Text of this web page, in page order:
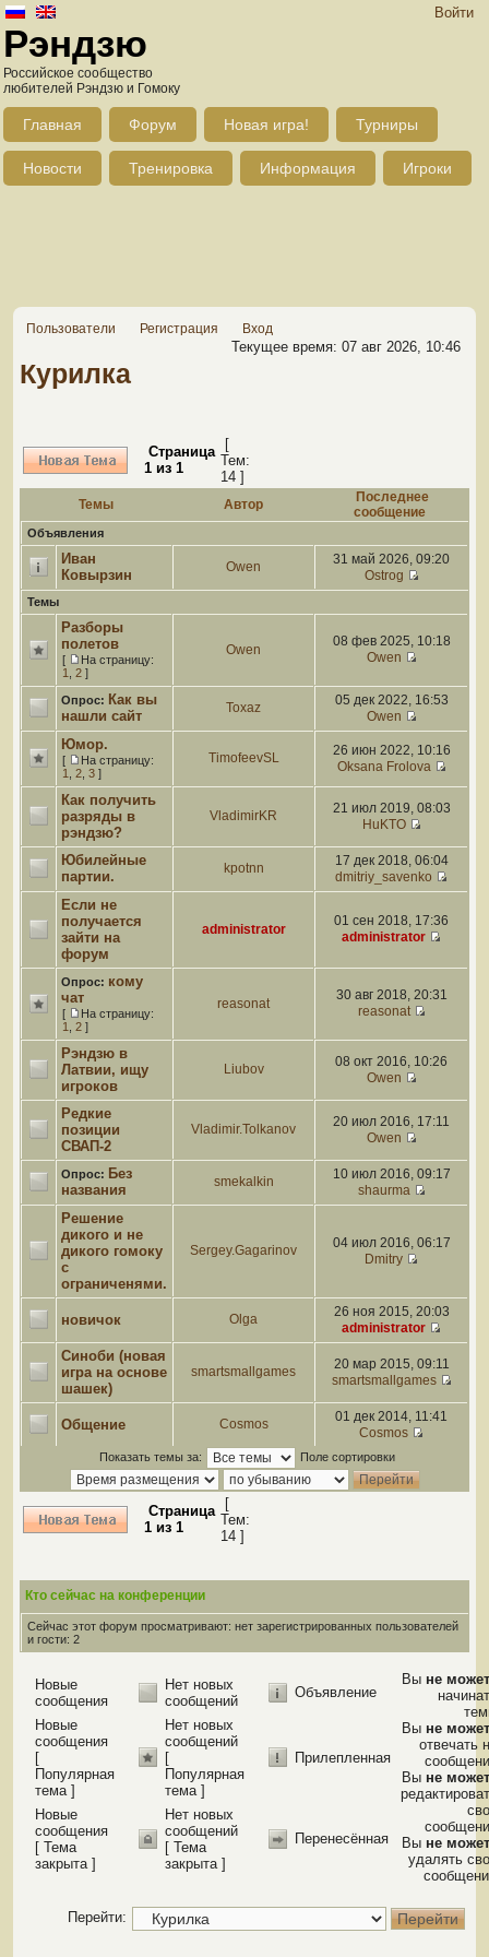
Войти
Рэндзю
Российское сообщество
любителей Рэндзю и Гомоку
Главная Форум Новая игра! Турниры
Новости Тренировка Информация Игроки
Пользователи Регистрация Вход
Текущее время: 07 авг 2026, 10:46
Курилка
Страница
1 из 1
[
Тем:
14 ]
Темы Автор
Последнее
сообщение
Объявления
Иван
Ковырзин
Owen
31 май 2026, 09:20
Ostrog
Темы
Разборы
полетов
[
На страницу:
1
2 ]
Owen
08 фев 2025, 10:18
Owen
Опрос: Как вы
нашли сайт
Toxaz
05 дек 2022, 16:53
Owen
Юмор.
[
На страницу:
1
2 3 ]
TimofeevSL
26 июн 2022, 10:16
Oksana Frolova
Как получить
разряды в
рэндзю?
VladimirKR
21 июл 2019, 08:03
HuKTO
Юбилейные
партии.
kpotnn
17 дек 2018, 06:04
dmitriy_savenko
Если не
получается
зайти на
форум
administrator
01 сен 2018, 17:36
administrator
Опрос: кому
чат
[
На страницу:
1
2 ]
reasonat
30 авг 2018, 20:31
reasonat
Рэндзю в
Латвии, ищу
игроков
Liubov
08 окт 2016, 10:26
Owen
Редкие
позиции
СВАП-2
Vladimir.Tolkanov
20 июл 2016, 17:11
Owen
Опрос: Без
названия
smekalkin
10 июл 2016, 09:17
shaurma
Решение
дикого и не
дикого гомоку
с
ограниченями.
Sergey.Gagarinov
04 июл 2016, 06:17
Dmitry
новичок Olga
26 ноя 2015, 20:03
administrator
Синоби (новая
игра на основе
шашек)
smartsmallgames
20 мар 2015, 09:11
smartsmallgames
Общение Cosmos
01 дек 2014, 11:41
Cosmos
Показать темы за: Поле сортировки
Страница
1 из 1
[
Тем:
14 ]
Кто сейчас на конференции
Сейчас этот форум просматривают: нет зарегистрированных пользователей
и гости: 2
Новые
сообщения
Нет новых
сообщений
Объявление
Новые
сообщения
[
Популярная
тема ]
Нет новых
сообщений
[
Популярная
тема ]
Прилепленная
Новые
сообщения
[ Тема
закрыта ]
Нет новых
сообщений
[ Тема
закрыта ]
Перенесённая
Вы не
Вы не
отвечать
Вы не
Вы не
удалять
Перейти: